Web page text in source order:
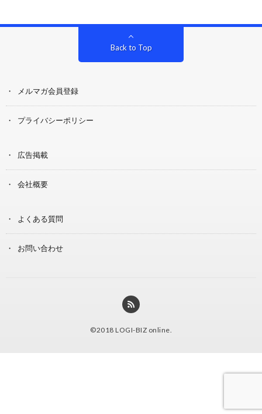
Back to Top
メルマガ会員登録
プライバシーポリシー
広告掲載
会社概要
よくある質問
お問い合わせ
©2018 LOGI-BIZ online